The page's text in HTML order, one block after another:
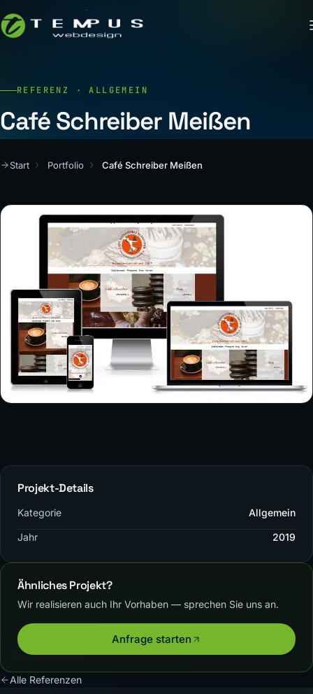
REFERENZ · ALLGEMEIN
Café Schreiber Meißen
Start Portfolio Café Schreiber Meißen
Projekt-Details
Kategorie Allgemein
Jahr 2019
Ähnliches Projekt?
Wir realisieren auch Ihr Vorhaben — sprechen Sie uns an.
Anfrage starten
Alle Referenzen